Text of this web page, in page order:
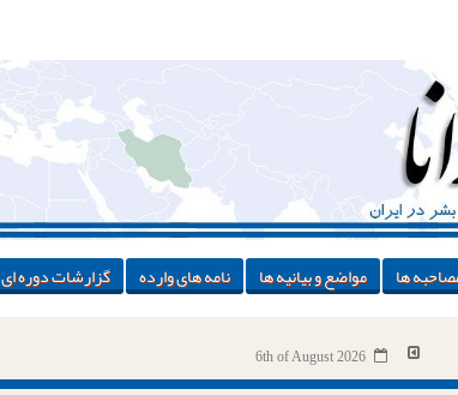
ها مواضع و بیانیه ها نامه های وارده گزارشات دوره ای
6th of August 2026